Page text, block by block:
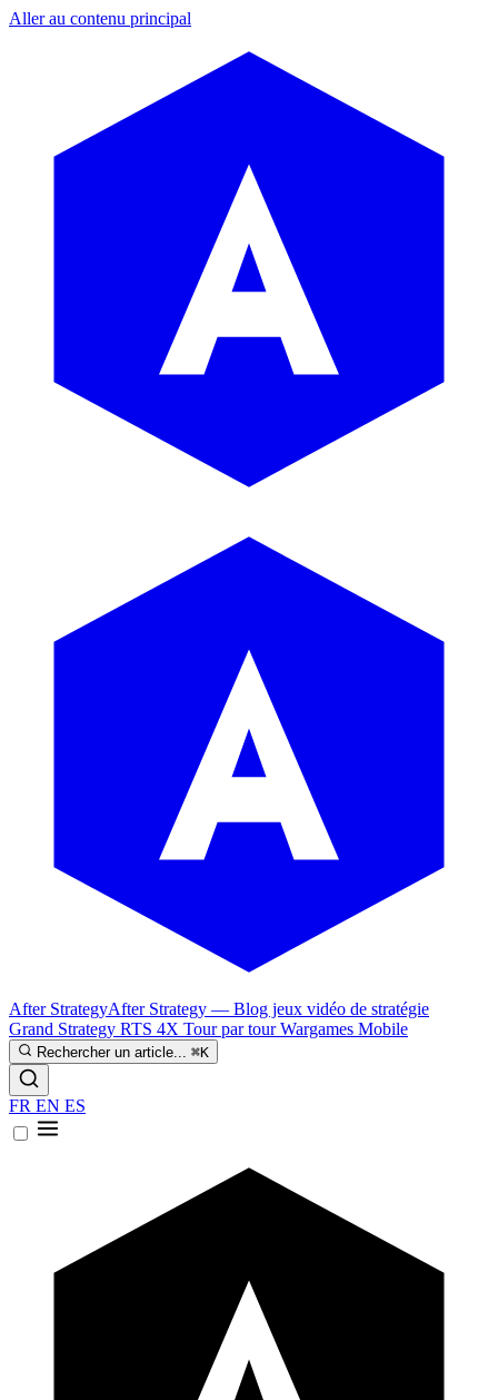
Aller au contenu principal
After StrategyAfter Strategy — Blog jeux vidéo de stratégie
Grand Strategy RTS 4X Tour par tourWargames Mobile
Rechercher un article... ⌘K
FR EN ES